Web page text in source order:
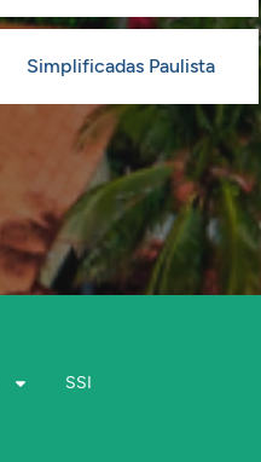
Simplificadas Paulista
SSI